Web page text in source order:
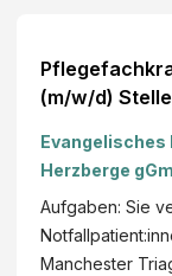
(m/w/d)
Evangelisches
Herzberge
Aufgaben: Sie
Manchester